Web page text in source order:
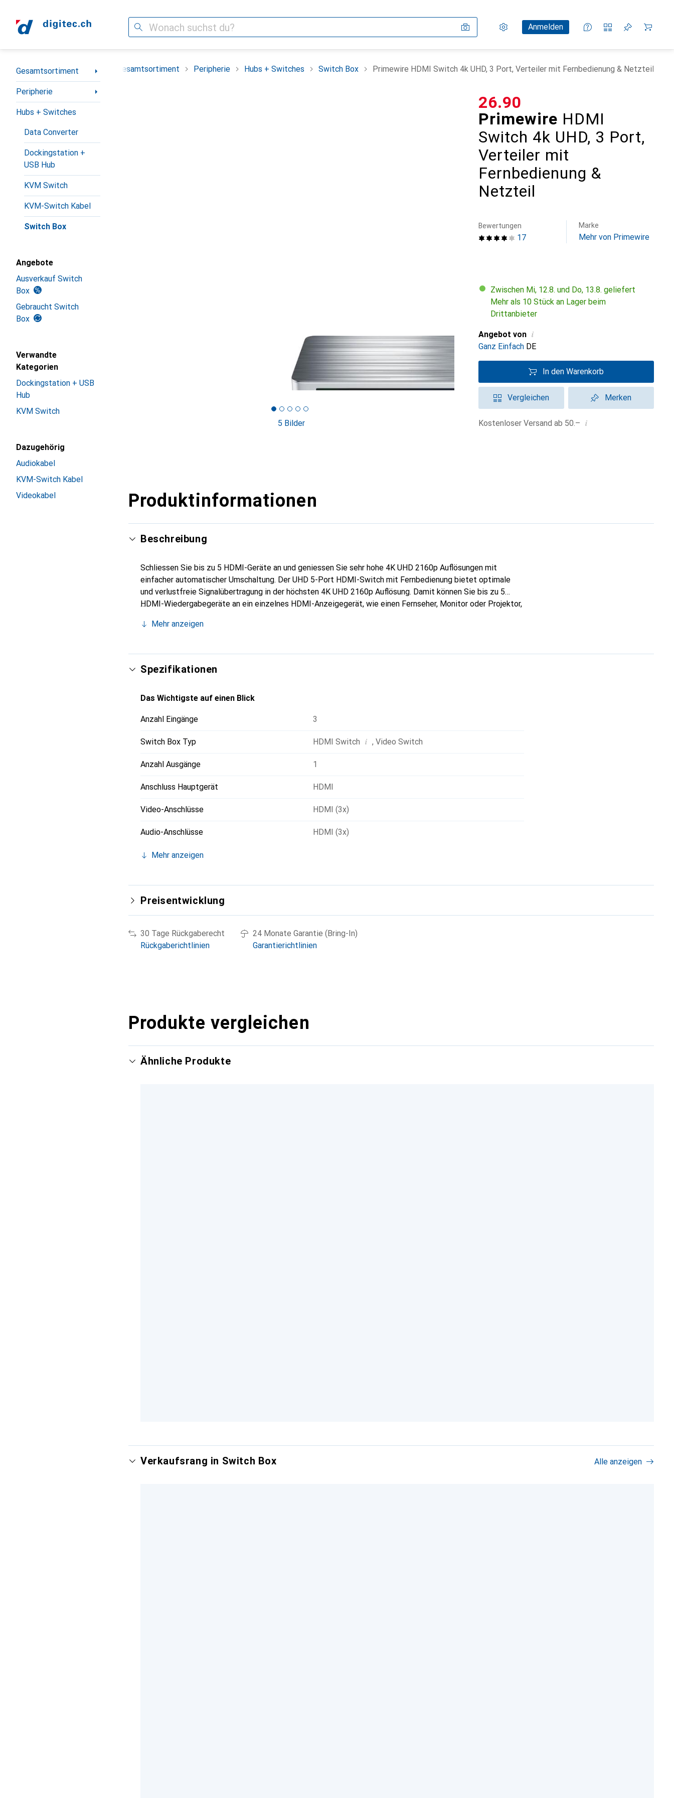
Suche Einstellungen
KundenkontoAnmelden
Vergleichslisten
Merklisten
Warenkorb
Navigation nach Kategorien
Gesamtsortiment
Peripherie
Hubs + Switches
Data Converter
Dockingstation +
USB Hub
KVM Switch
KVM-Switch Kabel
Switch Box
Angebote
Ausverkauf Switch
Box
Gebraucht Switch
Box
Verwandte
Kategorien
Dockingstation + USB
Hub
KVM Switch
Dazugehörig
Audiokabel
KVM-Switch Kabel
Videokabel
Gesamtsortiment Peripherie Hubs + Switches Switch Box Primewire HDMI Switch 4k UHD, 3 Port, Verteiler mit Fernbedienung & Netzteil
5 Bilder
Primewire HDMI
Switch 4k UHD, 3 Port,
Verteiler mit
Fernbedienung &
Netzteil
CHF
26.90
17
Bewertungen Marke
Mehr von Primewire
Zwischen Mi, 12.8. und Do, 13.8. geliefert
Mehr als 10 Stück an Lager beim
Drittanbieter
Angebot von i
Ganz Einfach DE
In den Warenkorb
Vergleichen Merken
Kostenloser Versand ab 50.– i
Produktinformationen
Beschreibung
Schliessen Sie bis zu 5 HDMI-Geräte an und geniessen Sie sehr hohe 4K UHD 2160p Auflösungen mit
einfacher automatischer Umschaltung. Der UHD 5-Port HDMI-Switch mit Fernbedienung bietet optimale
und verlustfreie Signalübertragung in der höchsten 4K UHD 2160p Auflösung. Damit können Sie bis zu 5
HDMI-Wiedergabegeräte an ein einzelnes HDMI-Anzeigegerät, wie einen Fernseher, Monitor oder Projektor,
robuste HDMI-Switch erkennt, wenn ein angeschlossenes Gerät eingeschaltet wird, und schaltet
Fernbedienung oder der Taste an der Vorderseite des Geräts umschalten.
Mehr anzeigen
Spezifikationen
Das Wichtigste auf einen Blick
Anzahl Eingänge 3
Switch Box Typ HDMI Switch i , Video Switch
Anzahl Ausgänge 1
Anschluss Hauptgerät HDMI
Video-Anschlüsse HDMI (3x)
Audio-Anschlüsse HDMI (3x)
Mehr anzeigen
Preisentwicklung
30 Tage Rückgaberecht
Rückgaberichtlinien
24 Monate Garantie (Bring-In)
Garantierichtlinien
Produkte vergleichen
Ähnliche Produkte
Verkaufsrang in Switch Box Alle anzeigen